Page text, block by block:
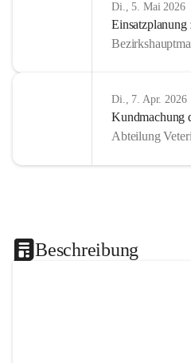
Di., 5. Mai 2026
Di., 7. Apr. 2026
Kundmachung
Abteilung
Beschreibung